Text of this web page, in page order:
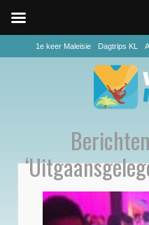
1e keer Maleisie Dagtrips KL